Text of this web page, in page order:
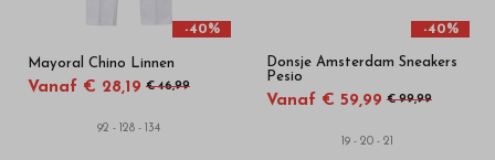
-40%
Mayoral Chino Linnen
Vanaf € 28,19 € 46,99
92 - 128 - 134
-40%
Donsje Amsterdam Sneakers
Pesio
Vanaf € 59,99 € 99,99
19 - 20 - 21